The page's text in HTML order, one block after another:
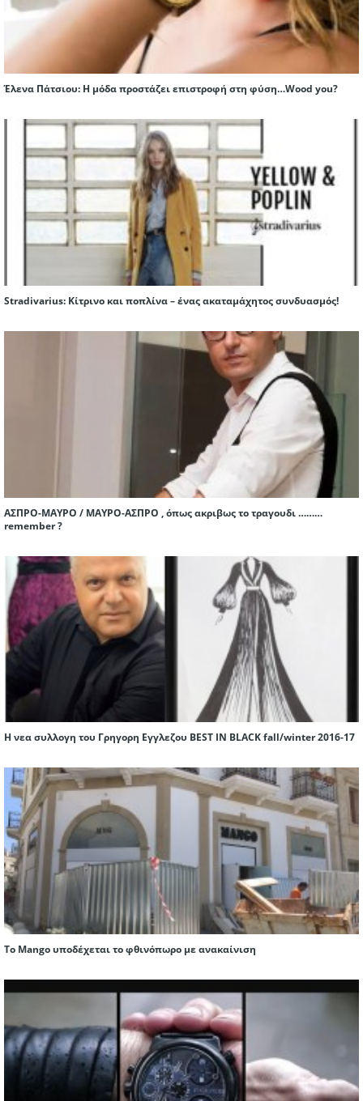
Έλενα Πάτσιου: Η μόδα προστάζει επιστροφή στη φύση…Wood you?
Stradivarius: Κίτρινο και ποπλίνα – ένας ακαταμάχητος συνδυασμός!
ΑΣΠΡΟ-ΜΑΥΡΟ / ΜΑΥΡΟ-ΑΣΠΡΟ , όπως ακριβως το τραγουδι ………
remember ?
Η νεα συλλογη του Γρηγορη Εγγλεζου BEST IN BLACK fall/winter 2016-17
Το Mango υποδέχεται το φθινόπωρο με ανακαίνιση